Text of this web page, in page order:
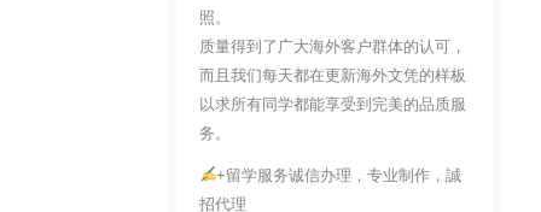
照。
质量得到了广大海外客户群体的认可，
而且我们每天都在更新海外文凭的样板
以求所有同学都能享受到完美的品质服
务。
+留学服务诚信办理，专业制作，誠
招代理